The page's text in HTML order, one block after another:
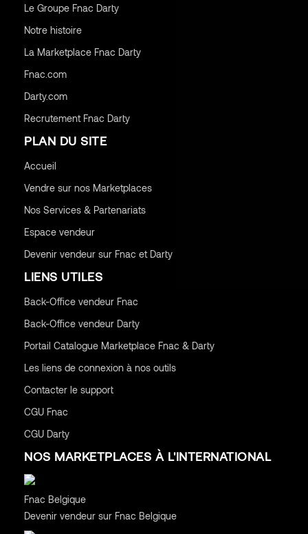
Le Groupe Fnac Darty
Notre histoire
La Marketplace Fnac Darty
Fnac.com
Darty.com
Recrutement Fnac Darty
PLAN DU SITE
Accueil
Vendre sur nos Marketplaces
Nos Services & Partenariats
Espace vendeur
Devenir vendeur sur Fnac et Darty
LIENS UTILES
Back-Office vendeur Fnac
Back-Office vendeur Darty
Portail Catalogue Marketplace Fnac & Darty
Les liens de connexion à nos outils
Contacter le support
CGUFnac
CGUDarty
NOS MARKETPLACES À L'INTERNATIONAL
Fnac Belgique
Devenir vendeur sur Fnac Belgique